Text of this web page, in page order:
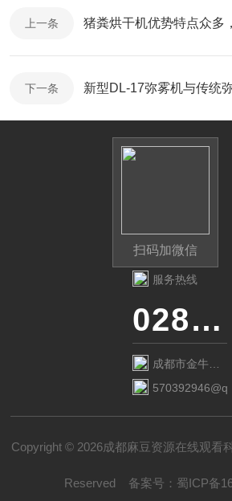
上一条 猪粪烘干机优势特点众多
下一条 新型DL-17弥雾机与传统
扫码加微信
服务热线
028-87741718
成都市金牛区
金府路799号1
Copyright © 2026成都麻豆资源在线观看
Reserved 备案号： 蜀ICP备